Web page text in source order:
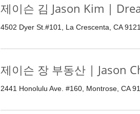
제이슨 김 Jason Kim |
4502 Dyer St.#101, La Crescenta, CA
제이슨 장 부동산 | Jason
2441 Honolulu Ave. #160, Montrose, CA